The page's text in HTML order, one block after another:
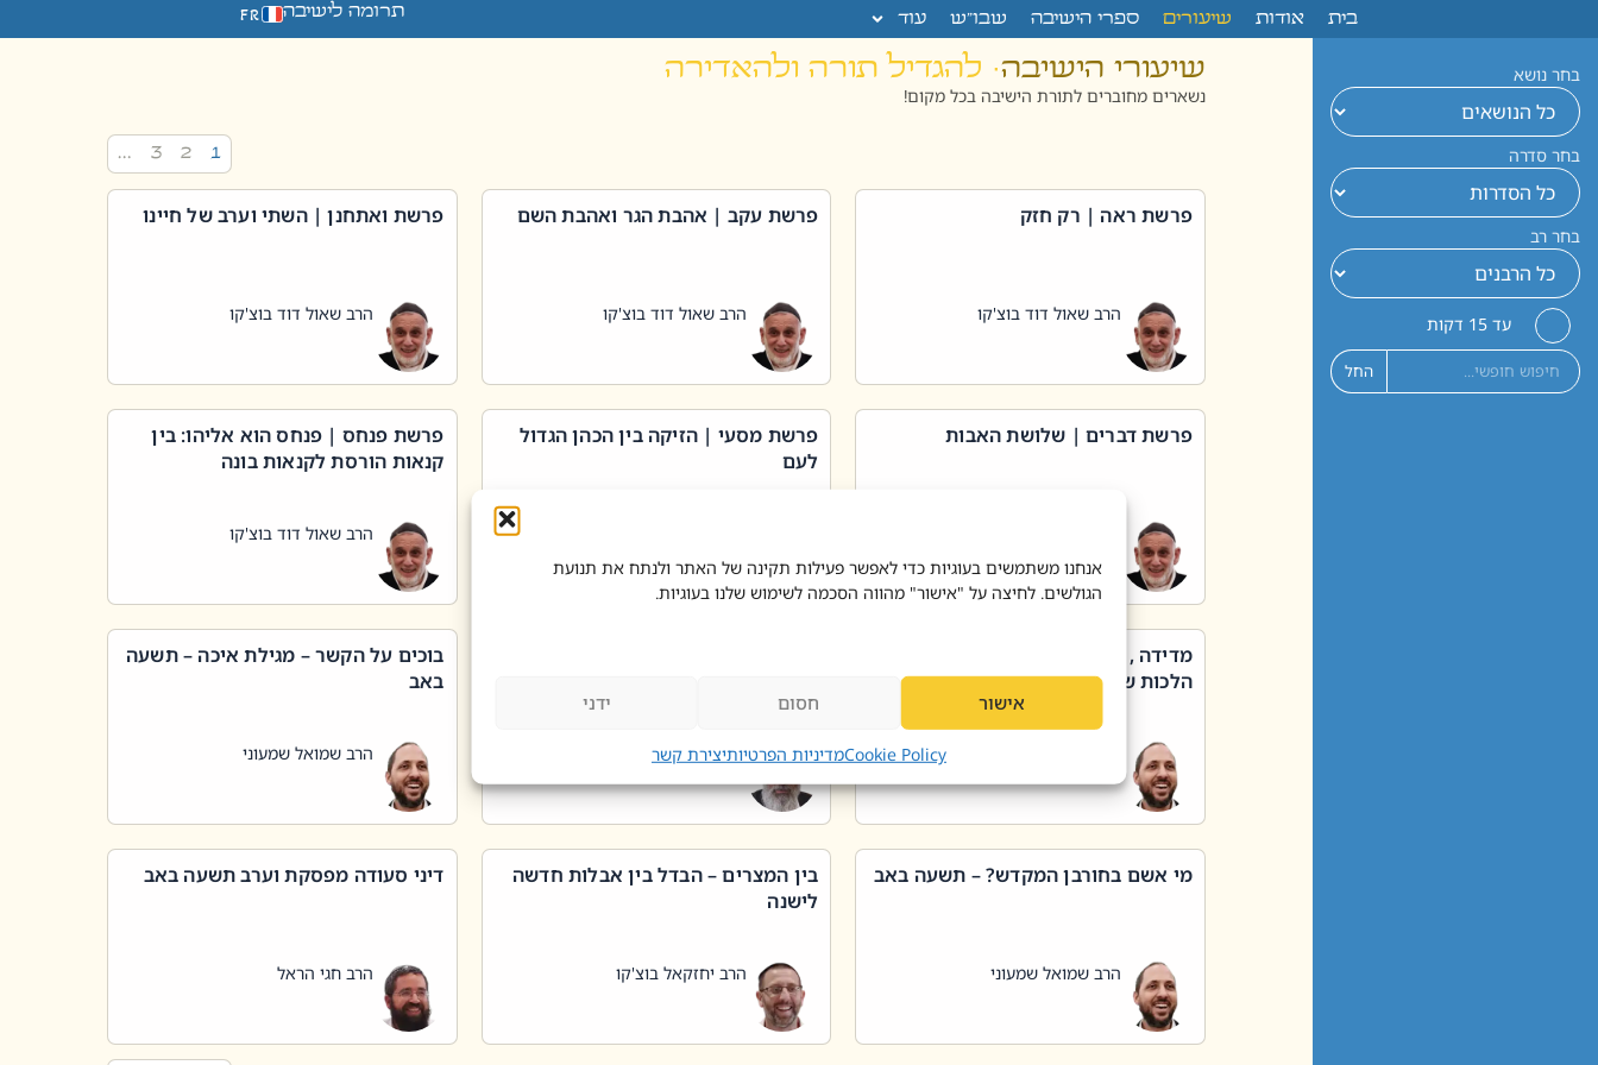
אנחנו משתמשים בעוגיות כדי לאפשר פעילות תקינה של האתר ולנתח את תנועת
הגולשים. לחיצה על "אישור" מהווה הסכמה לשימוש שלנו בעוגיות.
אישור חסום ידני
Cookie Policyמדיניות הפרטיותיצירת קשר
בית אודות שיעורים ספרי הישיבה שבו”ש עוד תרומה לישיבה FR
בחר נושא
בחר סדרה
בחר רב
עד 15 דקות
החל
שיעורי הישיבה· להגדיל תורה ולהאדירה
נשארים מחוברים לתורת הישיבה בכל מקום!
1
2
3
…
פרשת ראה | רק חזק
הרב שאול דוד בוצ'קו
פרשת עקב | אהבת הגר ואהבת השם
הרב שאול דוד בוצ'קו
פרשת ואתחנן | השתי וערב של חיינו
הרב שאול דוד בוצ'קו
פרשת דברים | שלושת האבות
פרשת מסעי | הזיקה בין הכהן הגדול
לעם
פרשת פנחס | פנחס הוא אליהו: בין
קנאות הורסת לקנאות בונה
הרב שאול דוד בוצ'קו
מדידה , קניה , שטיפת כלים בשבת –
הלכות שבת – סימן שכג
הרב יאיר בידני
בוכים על הקשר – מגילת איכה – תשעה
באב
הרב שמואל שמעוני
מי אשם בחורבן המקדש? – תשעה באב
הרב שמואל שמעוני
בין המצרים – הבדל בין אבלות חדשה
לישנה
הרב יחזקאל בוצ'קו
דיני סעודה מפסקת וערב תשעה באב
הרב חגי הראל